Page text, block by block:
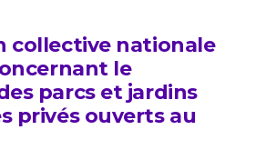
collective nationale
le
parcs et jardins
privés ouverts au